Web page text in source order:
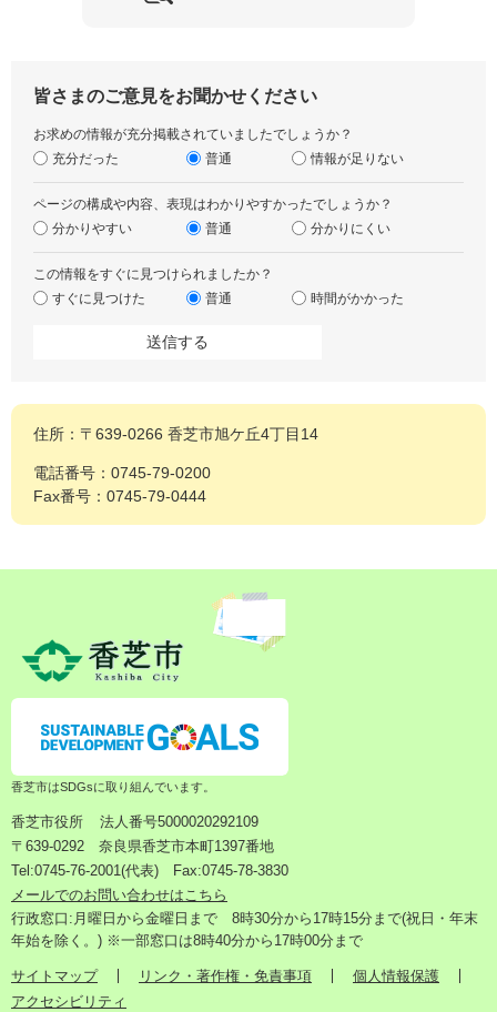
皆さまのご意見をお聞かせください
お求めの情報が充分掲載されていましたでしょうか？
充分だった
普通 情報が足りない
ページの構成や内容、表現はわかりやすかったでしょうか？
分かりやすい
普通 分かりにくい
この情報をすぐに見つけられましたか？
すぐに見つけた
普通 時間がかかった
住所：〒639-0266 香芝市旭ケ丘4丁目14
電話番号：0745-79-0200
Fax番号：0745-79-0444
香芝市はSDGsに取り組んでいます。
香芝市役所
法人番号5000020292109
〒639-0292 奈良県香芝市本町1397番地
Tel:0745-76-2001(代表) Fax:0745-78-3830
メールでのお問い合わせはこちら
行政窓口:月曜日から金曜日まで 8時30分から17時15分まで(祝日・年末
年始を除く。) ※一部窓口は8時40分から17時00分まで
サイトマップ リンク・著作権・免責事項
個人情報保護
アクセシビリティ